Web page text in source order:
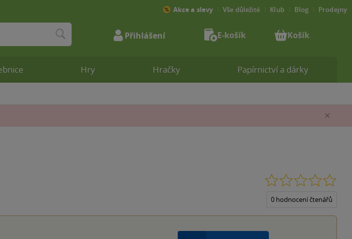
0 hodnocení čtenářů
Hry Hračky Papírnictví a dárky
Akce a slevy Vše důležité Klub Blog Prodejny
Přihlášení E-košík Košík